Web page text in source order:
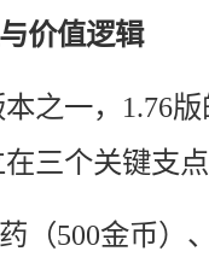
价值逻辑
之一，1.76
三个关键支
（500金币）